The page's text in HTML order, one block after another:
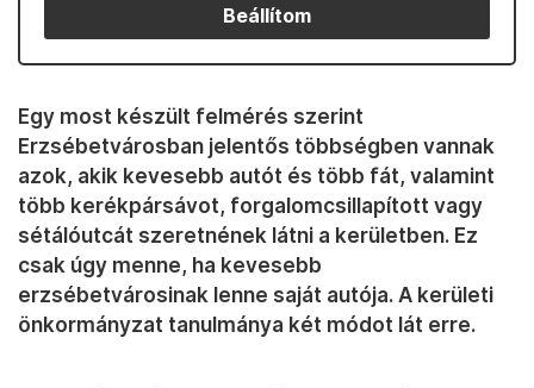
Beállítom
Egy most készült felmérés szerint
Erzsébetvárosban jelentős többségben vannak
azok, akik kevesebb autót és több fát, valamint
több kerékpársávot, forgalomcsillapított vagy
sétálóutcát szeretnének látni a kerületben. Ez
csak úgy menne, ha kevesebb
erzsébetvárosinak lenne saját autója. A kerületi
önkormányzat tanulmánya két módot lát erre.